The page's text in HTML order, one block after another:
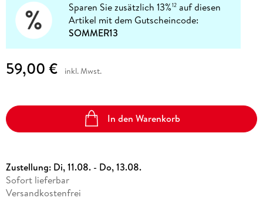
Sparen Sie zusätzlich 13%12 auf diesen
Artikel mit dem Gutscheincode:
SOMMER13
59,00 € inkl. Mwst.
In den Warenkorb
Zustellung: Di, 11.08. - Do, 13.08.
Sofort lieferbar
Versandkostenfrei